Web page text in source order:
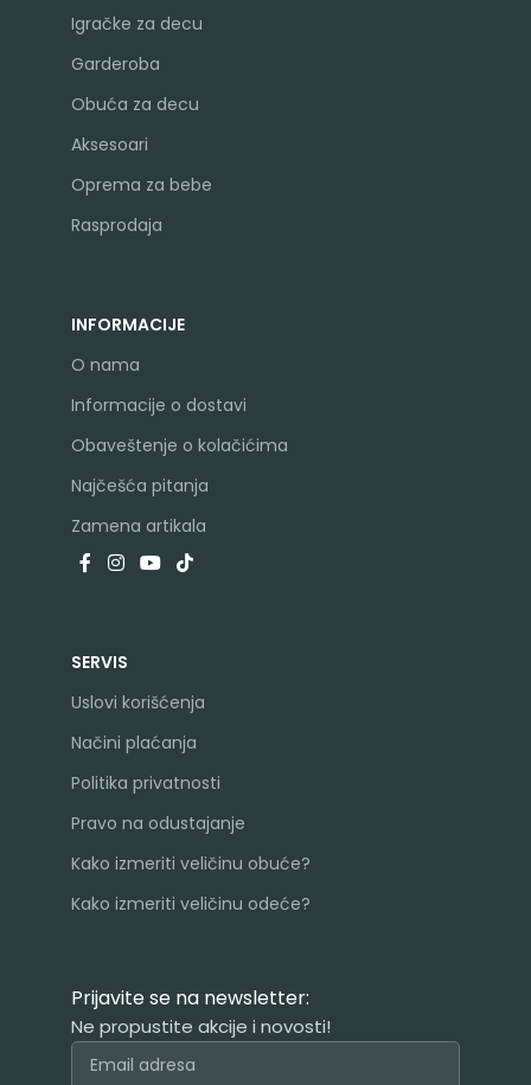
Igračke za decu
Garderoba
Obuća za decu
Aksesoari
Oprema za bebe
Rasprodaja
INFORMACIJE
O nama
Informacije o dostavi
Obaveštenje o kolačićima
Najčešća pitanja
Zamena artikala
SERVIS
Uslovi korišćenja
Načini plaćanja
Politika privatnosti
Pravo na odustajanje
Kako izmeriti veličinu obuće?
Kako izmeriti veličinu odeće?
Prijavite se na newsletter:
Ne propustite akcije i novosti!